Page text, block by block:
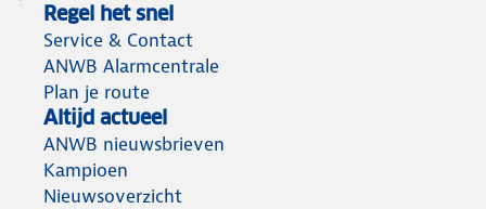
Regel het snel
Service & Contact
ANWB Alarmcentrale
Plan je route
Altijd actueel
ANWB nieuwsbrieven
Kampioen
Nieuwsoverzicht